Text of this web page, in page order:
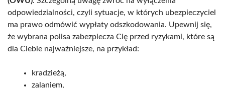
odpowiedzialności, czyli sytuacje, w których ubezpieczyciel
ma prawo odmówić wypłaty odszkodowania. Upewnij się,
że wybrana polisa zabezpiecza Cię przed ryzykami, które są
dla Ciebie najważniejsze, na przykład:
kradzieżą,
zalaniem,